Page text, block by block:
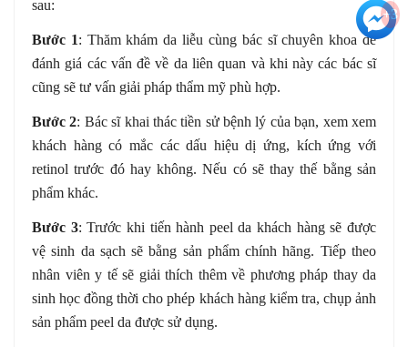
sau:
Bước 1: Thăm khám da liễu cùng bác sĩ chuyên khoa để
đánh giá các vấn đề về da liên quan và khi này các bác sĩ
cũng sẽ tư vấn giải pháp thẩm mỹ phù hợp.
Bước 2: Bác sĩ khai thác tiền sử bệnh lý của bạn, xem xem
khách hàng có mắc các dấu hiệu dị ứng, kích ứng với
retinol trước đó hay không. Nếu có sẽ thay thế bằng sản
phẩm khác.
Bước 3: Trước khi tiến hành peel da khách hàng sẽ được
vệ sinh da sạch sẽ bằng sản phẩm chính hãng. Tiếp theo
nhân viên y tế sẽ giải thích thêm về phương pháp thay da
sinh học đồng thời cho phép khách hàng kiểm tra, chụp ảnh
sản phẩm peel da được sử dụng.
+3